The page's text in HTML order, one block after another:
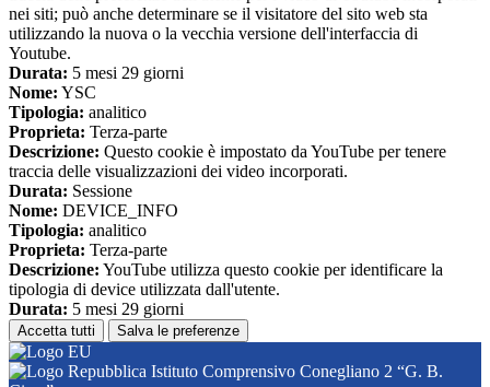
nei siti; può anche determinare se il visitatore del sito web sta
utilizzando la nuova o la vecchia versione dell'interfaccia di
Youtube.
Durata: 5 mesi 29 giorni
Nome: YSC
Tipologia: analitico
Proprieta: Terza-parte
Descrizione: Questo cookie è impostato da YouTube per tenere
traccia delle visualizzazioni dei video incorporati.
Durata: Sessione
Nome: DEVICE_INFO
Tipologia: analitico
Proprieta: Terza-parte
Descrizione: YouTube utilizza questo cookie per identificare la
tipologia di device utilizzata dall'utente.
Durata: 5 mesi 29 giorni
Accetta tutti Salva le preferenze
Istituto Comprensivo Conegliano 2 “G. B.